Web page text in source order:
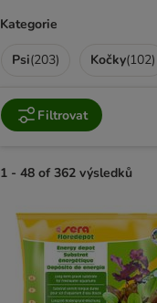
Kategorie
Psi(203) Kočky(102)
Filtrovat
1 - 48 of 362 výsledků